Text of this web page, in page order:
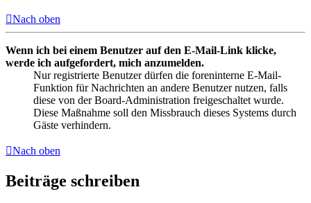
Nach oben
Wenn ich bei einem Benutzer auf den E-Mail-Link klicke,
werde ich aufgefordert, mich anzumelden.
Nur registrierte Benutzer dürfen die foreninterne E-Mail-
Funktion für Nachrichten an andere Benutzer nutzen, falls
diese von der Board-Administration freigeschaltet wurde.
Diese Maßnahme soll den Missbrauch dieses Systems durch
Gäste verhindern.
Nach oben
Beiträge schreiben